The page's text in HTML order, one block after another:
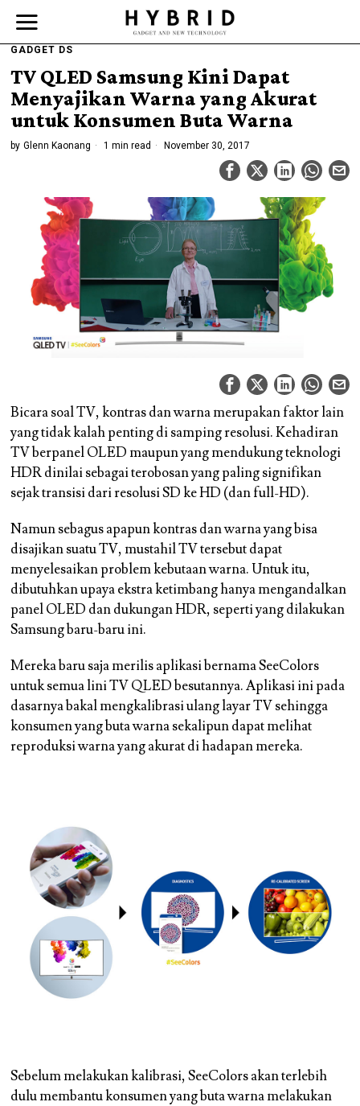
GADGET DS
TV QLED Samsung Kini Dapat
Menyajikan Warna yang Akurat
untuk Konsumen Buta Warna
by Glenn Kaonang 1 min read November 30, 2017
Bicara soal TV, kontras dan warna merupakan faktor lain
yang tidak kalah penting di samping resolusi. Kehadiran
TV berpanel OLED maupun yang mendukung teknologi
HDR dinilai sebagai terobosan yang paling signifikan
sejak transisi dari resolusi SD ke HD (dan full-HD).
Namun sebagus apapun kontras dan warna yang bisa
disajikan suatu TV, mustahil TV tersebut dapat
menyelesaikan problem kebutaan warna. Untuk itu,
dibutuhkan upaya ekstra ketimbang hanya mengandalkan
panel OLED dan dukungan HDR, seperti yang dilakukan
Samsung baru-baru ini.
Mereka baru saja merilis aplikasi bernama SeeColors
untuk semua lini TV QLED besutannya. Aplikasi ini pada
dasarnya bakal mengkalibrasi ulang layar TV sehingga
konsumen yang buta warna sekalipun dapat melihat
reproduksi warna yang akurat di hadapan mereka.
Sebelum melakukan kalibrasi, SeeColors akan terlebih
dulu membantu konsumen yang buta warna melakukan